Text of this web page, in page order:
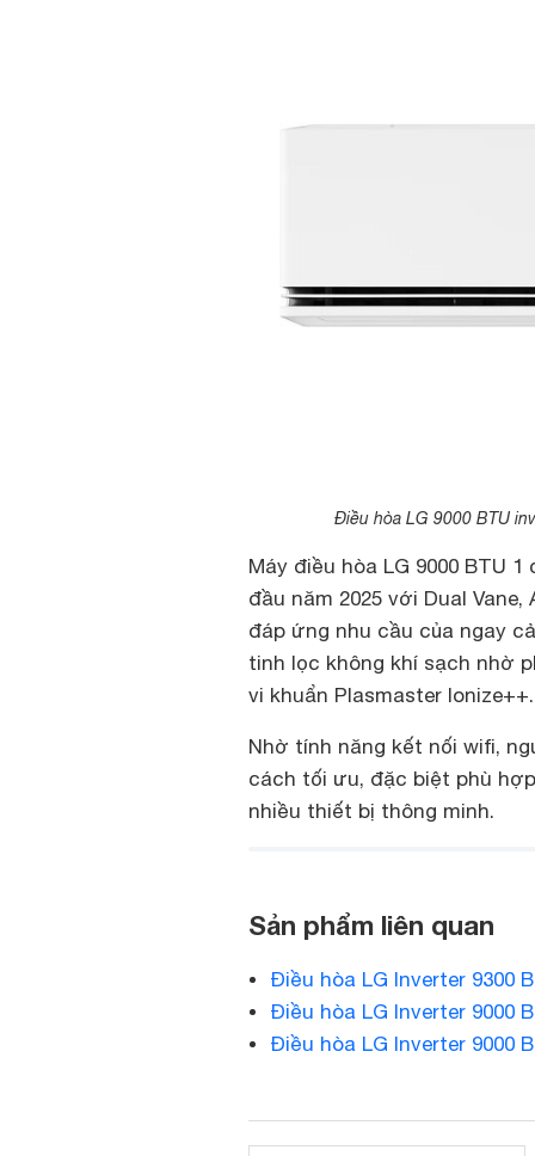
Điều hòa LG 9000 BTU
Máy điều hòa LG 9000 BTU
đầu năm 2025 với Dual
đáp ứng nhu cầu của ngay
tinh lọc không khí sạch nhờ
vi khuẩn Plasmaster Ionize++.
Nhờ tính năng kết nối wifi,
cách tối ưu, đặc biệt phù
nhiều thiết bị thông minh.
Sản phẩm liên quan
Điều hòa LG Inverter 9300
Điều hòa LG Inverter 9000
Điều hòa LG Inverter 9000